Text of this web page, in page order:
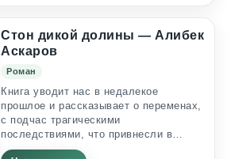
смены и взаимодействия
писательских...
Стон дикой долины — Алибек
Аскаров
Роман
Книга уводит нас в недалекое
прошлое и рассказывает о переменах,
с подчас трагическими
последствиями, что привнесли в
казахский аул реформаторские идеи